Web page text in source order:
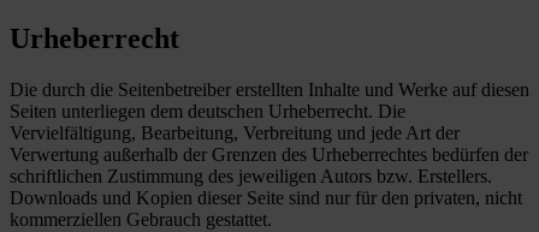
Urheberrecht
Die durch die Seitenbetreiber erstellten Inhalte und Werke auf diesen
Seiten unterliegen dem deutschen Urheberrecht. Die
Vervielfältigung, Bearbeitung, Verbreitung und jede Art der
Verwertung außerhalb der Grenzen des Urheberrechtes bedürfen der
schriftlichen Zustimmung des jeweiligen Autors bzw. Erstellers.
Downloads und Kopien dieser Seite sind nur für den privaten, nicht
kommerziellen Gebrauch gestattet.